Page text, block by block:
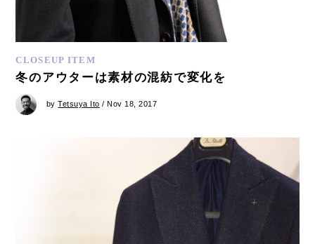
CLOSEUP ITEM
冬のアウターは素材の混紡で変化を
byTetsuya Ito / Nov 18, 2017